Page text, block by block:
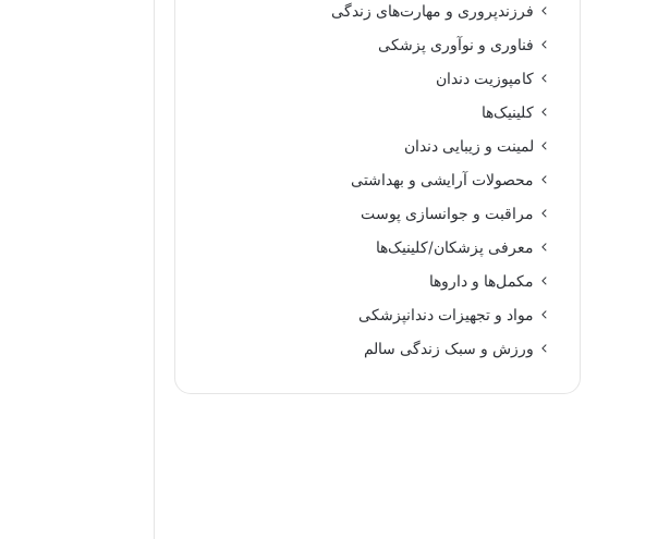
فرزندپروری و مهارت‌های زندگی
فناوری و نوآوری پزشکی
کامپوزیت دندان
کلینیک‌ها
لمینت و زیبایی دندان
محصولات آرایشی و بهداشتی
مراقبت و جوانسازی پوست
معرفی پزشکان/کلینیک‌ها
مکمل‌ها و داروها
مواد و تجهیزات دندانپزشکی
ورزش و سبک زندگی سالم